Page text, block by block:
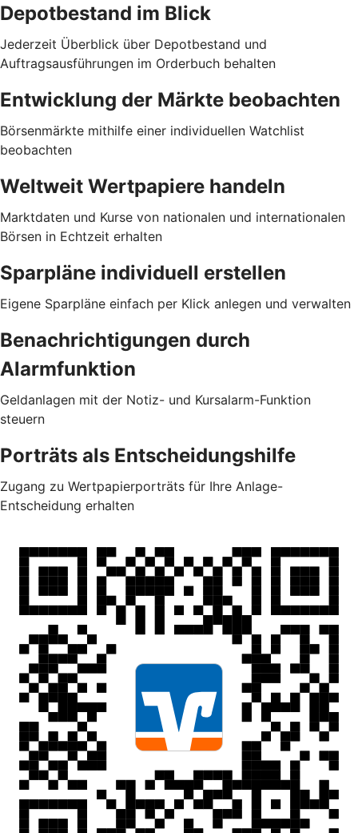
Depotbestand im Blick
Jederzeit Überblick über Depotbestand und
Auftragsausführungen im Orderbuch behalten
Entwicklung der Märkte beobachten
Börsenmärkte mithilfe einer individuellen Watchlist
beobachten
Weltweit Wertpapiere handeln
Marktdaten und Kurse von nationalen und internationalen
Börsen in Echtzeit erhalten
Sparpläne individuell erstellen
Eigene Sparpläne einfach per Klick anlegen und verwalten
Benachrichtigungen durch
Alarmfunktion
Geldanlagen mit der Notiz- und Kursalarm-Funktion
steuern
Porträts als Entscheidungshilfe
Zugang zu Wertpapierporträts für Ihre Anlage-
Entscheidung erhalten